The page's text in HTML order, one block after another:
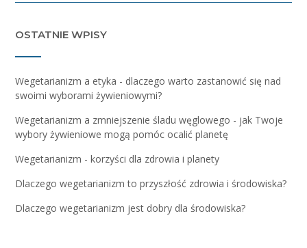
OSTATNIE WPISY
Wegetarianizm a etyka - dlaczego warto zastanowić się nad
swoimi wyborami żywieniowymi?
Wegetarianizm a zmniejszenie śladu węglowego - jak Twoje
wybory żywieniowe mogą pomóc ocalić planetę
Wegetarianizm - korzyści dla zdrowia i planety
Dlaczego wegetarianizm to przyszłość zdrowia i środowiska?
Dlaczego wegetarianizm jest dobry dla środowiska?